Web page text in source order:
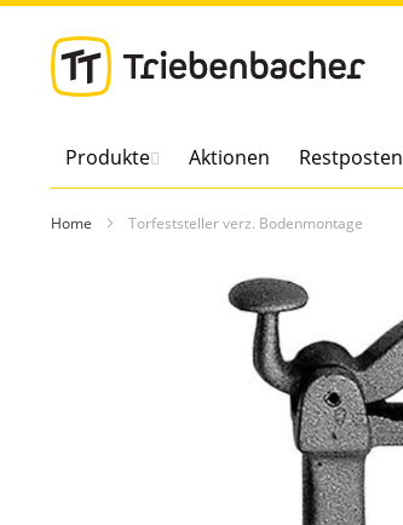
Direkt
zum
Produkte Aktionen Restposten
Home Torfeststeller verz. Bodenmontage